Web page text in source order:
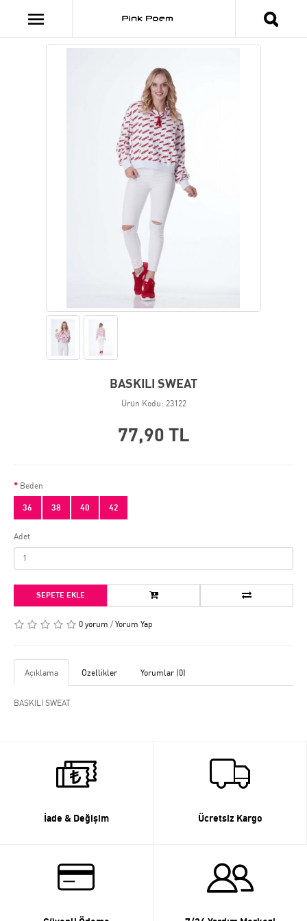
BASKILI SWEAT
Ürün Kodu: 23122
77,90 TL
Beden
36 38 40 42
Adet
SEPETE EKLE
0 yorum / Yorum Yap
Açıklama Özellikler Yorumlar (0)
BASKILI SWEAT
İade & Değişim Ücretsiz Kargo